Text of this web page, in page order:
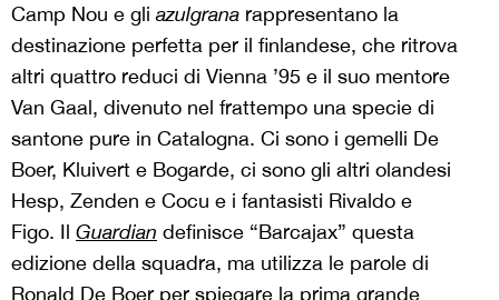
Camp Nou e gliazulgrana rappresentano la
destinazione perfetta per il finlandese, che ritrova
altri quattro reduci di Vienna ’95 e il suo mentore
Van Gaal, divenuto nel frattempo una specie di
santone pure in Catalogna. Ci sono i gemelli De
Boer, Kluivert e Bogarde, ci sono gli altri olandesi
Hesp, Zenden e Cocu e i fantasisti Rivaldo e
Figo. Il Guardian definisce “Barcajax” questa
edizione della squadra, ma utilizza le parole di
Ronald De Boer per spiegare la prima grande